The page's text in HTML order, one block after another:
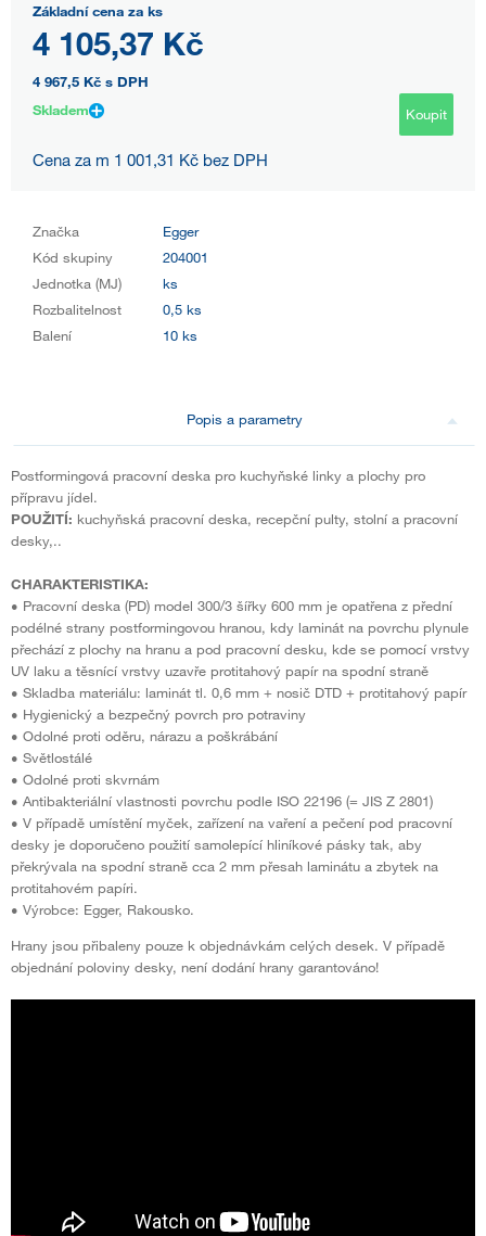
Základní cena za ks
4 105,37 Kč
4 967,5 Kč s DPH
Skladem
Koupit
Cena za m 1 001,31 Kč bez DPH
Značka
Egger
Kód skupiny
204001
Jednotka (MJ)
ks
Rozbalitelnost
0,5 ks
Balení
10 ks
Popis a parametry
Postformingová pracovní deska pro kuchyňské linky a plochy pro
přípravu jídel.
POUŽITÍ: kuchyňská pracovní deska, recepční pulty, stolní a pracovní
desky,..
CHARAKTERISTIKA:
• Pracovní deska (PD) model 300/3 šířky 600 mm je opatřena z přední
podélné strany postformingovou hranou, kdy laminát na povrchu plynule
přechází z plochy na hranu a pod pracovní desku, kde se pomocí vrstvy
UV laku a těsnící vrstvy uzavře protitahový papír na spodní straně
• Skladba materiálu: laminát tl. 0,6 mm + nosič DTD + protitahový papír
• Hygienický a bezpečný povrch pro potraviny
• Odolné proti oděru, nárazu a poškrábání
• Světlostálé
• Odolné proti skvrnám
• Antibakteriální vlastnosti povrchu podle ISO 22196 (= JIS Z 2801)
• V případě umístění myček, zařízení na vaření a pečení pod pracovní
desky je doporučeno použití samolepící hliníkové pásky tak, aby
překrývala na spodní straně cca 2 mm přesah laminátu a zbytek na
protitahovém papíri.
• Výrobce: Egger, Rakousko.
Hrany jsou přibaleny pouze k objednávkám celých desek. V případě
objednání poloviny desky, není dodání hrany garantováno!